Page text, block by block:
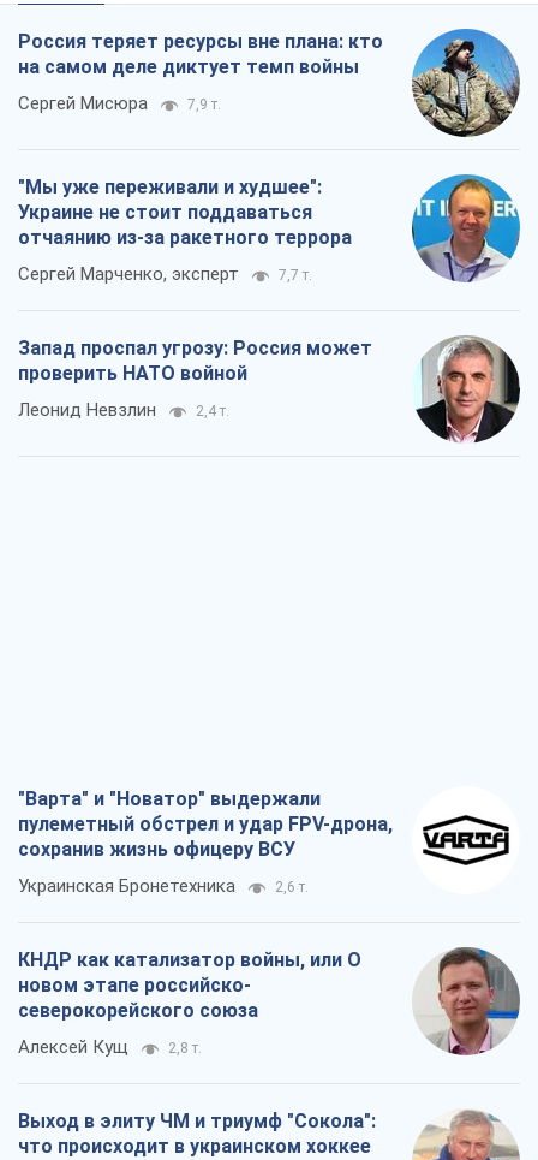
Россия теряет ресурсы вне плана: кто
на самом деле диктует темп войны
Сергей Мисюра 7,9 т.
"Мы уже переживали и худшее":
Украине не стоит поддаваться
отчаянию из-за ракетного террора
Сергей Марченко, эксперт 7,7 т.
Запад проспал угрозу: Россия может
проверить НАТО войной
Леонид Невзлин 2,4 т.
"Варта" и "Новатор" выдержали
пулеметный обстрел и удар FPV-дрона,
сохранив жизнь офицеру ВСУ
Украинская Бронетехника 2,6 т.
КНДР как катализатор войны, или О
новом этапе российско-
северокорейского союза
Алексей Кущ 2,8 т.
Выход в элиту ЧМ и триумф "Сокола":
что происходит в украинском хоккее